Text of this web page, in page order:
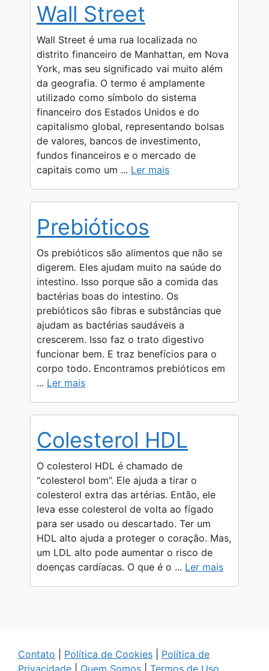
s
A
p
p
g
r
a
m
e
n
g
e
r
b
o
o
k
i
n
k
Wall Street
Wall Street é uma rua localizada no
distrito financeiro de Manhattan, em Nova
York, mas seu significado vai muito além
da geografia. O termo é amplamente
utilizado como símbolo do sistema
financeiro dos Estados Unidos e do
capitalismo global, representando bolsas
de valores, bancos de investimento,
fundos financeiros e o mercado de
capitais como um ... Ler mais
Prebióticos
Os prebióticos são alimentos que não se
digerem. Eles ajudam muito na saúde do
intestino. Isso porque são a comida das
bactérias boas do intestino. Os
prebióticos são fibras e substâncias que
ajudam as bactérias saudáveis a
crescerem. Isso faz o trato digestivo
funcionar bem. E traz benefícios para o
corpo todo. Encontramos prebióticos em
... Ler mais
Colesterol HDL
O colesterol HDL é chamado de
“colesterol bom”. Ele ajuda a tirar o
colesterol extra das artérias. Então, ele
leva esse colesterol de volta ao fígado
para ser usado ou descartado. Ter um
HDL alto ajuda a proteger o coração. Mas,
um LDL alto pode aumentar o risco de
doenças cardíacas. O que é o ... Ler mais
Contato Política de Cookies
Política de